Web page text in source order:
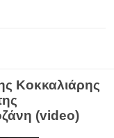
Κοκκαλιάρης
(video)